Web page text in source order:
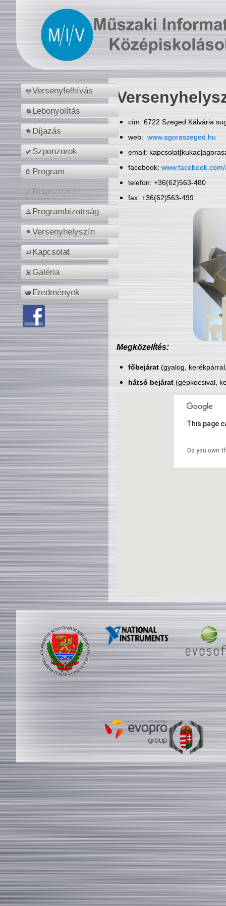
Versenyfelhívás
Lebonyolítás
Díjazás
Szponzorok
Program
Regisztráció
Programbizottság
Versenyhelyszín
Kapcsolat
Galéria
Eredmények
cím: 6722 Szeged Kálvária
web: www.agoraszeged.hu
email:
facebook:
telefon: +36(62)563-480
fax: +36(62)563-499
Megközelítés:
főbejárat(gyalog,
hátsó bejárat(gépkocsival,
This page
Do you own